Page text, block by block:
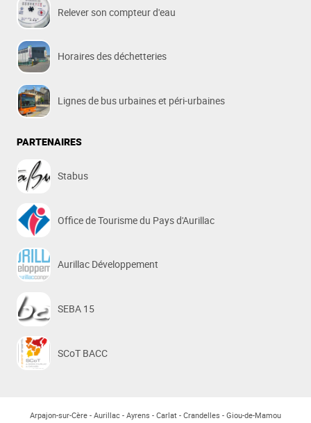
Relever son compteur d'eau
Horaires des déchetteries
Lignes de bus urbaines et péri-urbaines
PARTENAIRES
Stabus
Office de Tourisme du Pays d'Aurillac
Aurillac Développement
SEBA 15
SCoT BACC
Arpajon-sur-Cère Aurillac Ayrens Carlat Crandelles Giou-de-Mamou